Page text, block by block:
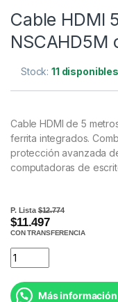
Cable HDMI
NSCAHD5M
Stock:11 disponibles
Cable HDMI de 5
ferrita integrados.
protección avanzada
computadoras de
P. Lista$12.774
$11.497
CON TRANSFERENCIA
Más información